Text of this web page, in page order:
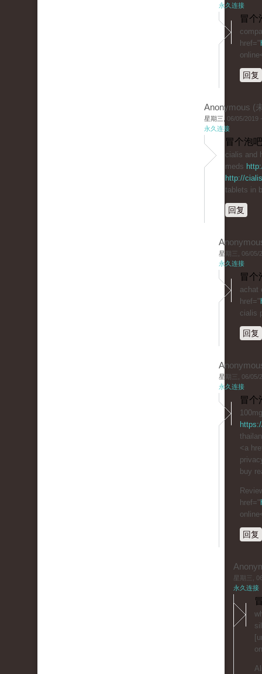
永久连接
冒个
href="
回复
Anonymous (
星期三, 06/05/2019
永久连接
冒个泡
cialis and
meds
http://
tablets in
回复
星期三, 06/05/
永久连接
冒个
achat
href="
cialis
回复
星期三, 06/05/
永久连接
冒个
<a
buy
href="
回复
星期三,
永久连接